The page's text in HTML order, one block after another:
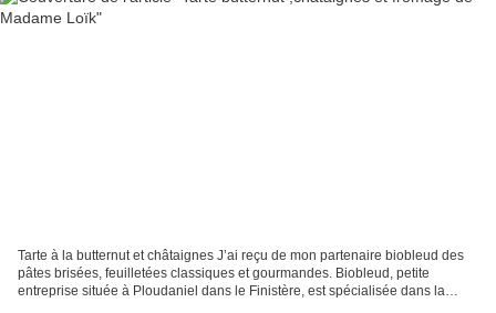
Tarte à la butternut et châtaignes J’ai reçu de mon partenaire biobleud des
pâtes brisées, feuilletées classiques et gourmandes. Biobleud, petite
entreprise située à Ploudaniel dans le Finistère, est spécialisée dans la